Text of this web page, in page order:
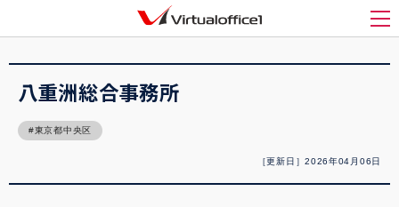
メ
バーチャルオフィス1(Virtualoffice1) 八重洲総合事務所
八重洲総合事務所
東京都中央区
［更新日］2026年04月06日